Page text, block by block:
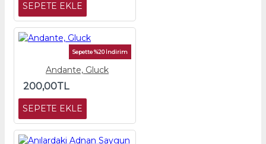
SEPETE EKLE
Sepette %20 İndirim
Andante, Gluck
200,00TL
SEPETE EKLE